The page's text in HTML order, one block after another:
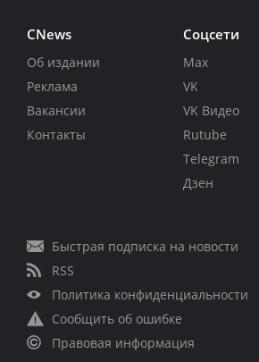
CNews
Об издании
Реклама
Вакансии
Контакты
Соцсети
Max
VK
VK Видео
Rutube
Telegram
Дзен
Быстрая подписка на новости
RSS
Политика конфиденциальности
Сообщить об ошибке
Правовая информация